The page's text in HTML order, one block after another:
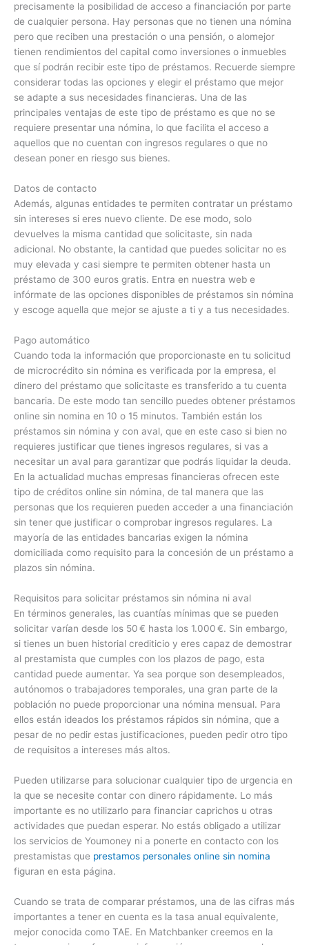
precisamente la posibilidad de acceso a financiación por parte
de cualquier persona. Hay personas que no tienen una nómina
pero que reciben una prestación o una pensión, o alomejor
tienen rendimientos del capital como inversiones o inmuebles
que sí podrán recibir este tipo de préstamos. Recuerde siempre
considerar todas las opciones y elegir el préstamo que mejor
se adapte a sus necesidades financieras. Una de las
principales ventajas de este tipo de préstamo es que no se
requiere presentar una nómina, lo que facilita el acceso a
aquellos que no cuentan con ingresos regulares o que no
desean poner en riesgo sus bienes.
Datos de contacto
Además, algunas entidades te permiten contratar un préstamo
sin intereses si eres nuevo cliente. De ese modo, solo
devuelves la misma cantidad que solicitaste, sin nada
adicional. No obstante, la cantidad que puedes solicitar no es
muy elevada y casi siempre te permiten obtener hasta un
préstamo de 300 euros gratis. Entra en nuestra web e
infórmate de las opciones disponibles de préstamos sin nómina
y escoge aquella que mejor se ajuste a ti y a tus necesidades.
Pago automático
Cuando toda la información que proporcionaste en tu solicitud
de microcrédito sin nómina es verificada por la empresa, el
dinero del préstamo que solicitaste es transferido a tu cuenta
bancaria. De este modo tan sencillo puedes obtener préstamos
online sin nomina en 10 o 15 minutos. También están los
préstamos sin nómina y con aval, que en este caso si bien no
requieres justificar que tienes ingresos regulares, si vas a
necesitar un aval para garantizar que podrás liquidar la deuda.
En la actualidad muchas empresas financieras ofrecen este
tipo de créditos online sin nómina, de tal manera que las
personas que los requieren pueden acceder a una financiación
sin tener que justificar o comprobar ingresos regulares. La
mayoría de las entidades bancarias exigen la nómina
domiciliada como requisito para la concesión de un préstamo a
plazos sin nómina.
Requisitos para solicitar préstamos sin nómina ni aval
En términos generales, las cuantías mínimas que se pueden
solicitar varían desde los 50 € hasta los 1.000 €. Sin embargo,
si tienes un buen historial crediticio y eres capaz de demostrar
al prestamista que cumples con los plazos de pago, esta
cantidad puede aumentar. Ya sea porque son desempleados,
autónomos o trabajadores temporales, una gran parte de la
población no puede proporcionar una nómina mensual. Para
ellos están ideados los préstamos rápidos sin nómina, que a
pesar de no pedir estas justificaciones, pueden pedir otro tipo
de requisitos a intereses más altos.
Pueden utilizarse para solucionar cualquier tipo de urgencia en
la que se necesite contar con dinero rápidamente. Lo más
importante es no utilizarlo para financiar caprichos u otras
actividades que puedan esperar. No estás obligado a utilizar
los servicios de Youmoney ni a ponerte en contacto con los
prestamistas que prestamos personales online sin nomina
figuran en esta página.
Cuando se trata de comparar préstamos, una de las cifras más
importantes a tener en cuenta es la tasa anual equivalente,
mejor conocida como TAE. En Matchbanker creemos en la